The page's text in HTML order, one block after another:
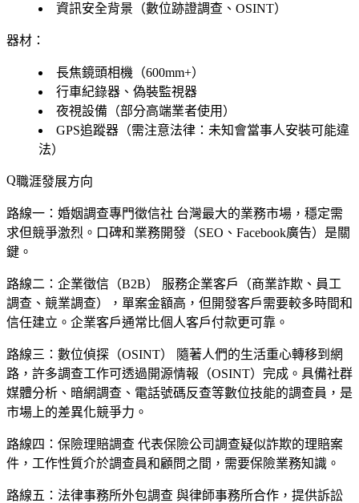
資訊安全背景（數位跡證調查、OSINT）
器材：
長焦鏡頭相機（600mm+）
行車紀錄器、偽裝監視器
夜視設備（部分高端業者使用）
GPS追蹤器（需注意法律：未知會當事人安裝可能違
法）
職涯發展方向
路線一：婚姻調查專門徵信社 台灣最大的業務市場，穩定需
求但競爭激烈。口碑和業務開發（SEO、Facebook廣告）是關
鍵。
路線二：企業徵信（B2B）
服務企業客戶（商業詐欺、員工
調查、競業調查），單案金額高，但開發客戶需要較多時間和
信任建立。企業客戶通常比個人客戶付款更可靠。
路線三：數位偵探（OSINT）
隨著人們的生活重心轉移到網
路，許多調查工作可透過開源情報（OSINT）完成。具備社群
媒體分析、暗網調查、電話號碼反查等數位技能的調查員，是
市場上的差異化競爭力。
路線四：保險理賠調查 代表保險公司調查疑似詐欺的理賠案
件，工作性質介於調查員和顧問之間，需要保險業務知識。
路線五：法律事務所外包調查 與律師事務所合作，提供訴訟